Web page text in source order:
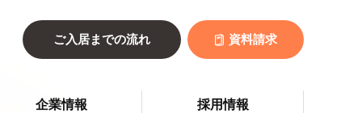
ご入居までの流れ 資料請求
企業情報 採用情報